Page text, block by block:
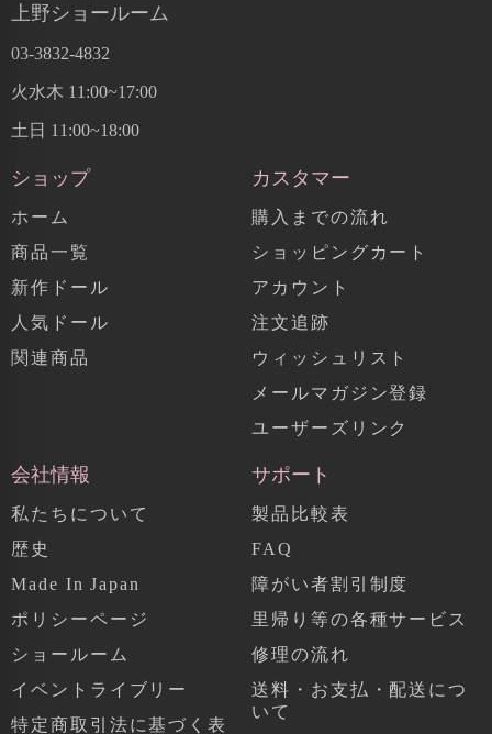
上野ショールーム
03-3832-4832
火水木 11:00~17:00
土日 11:00~18:00
ショップ
ホーム
商品一覧
新作ドール
人気ドール
関連商品
カスタマー
購入までの流れ
ショッピングカート
アカウント
注文追跡
ウィッシュリスト
メールマガジン登録
ユーザーズリンク
会社情報
私たちについて
歴史
Made In Japan
ポリシーページ
ショールーム
イベントライブリー
特定商取引法に基づく表
サポート
製品比較表
FAQ
障がい者割引制度
里帰り等の各種サービス
修理の流れ
送料・お支払・配送につ
いて